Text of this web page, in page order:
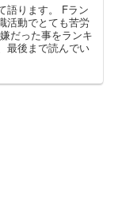
語ります。 Fラン
活動でとても苦労
だった事をランキ
最後まで読んでい